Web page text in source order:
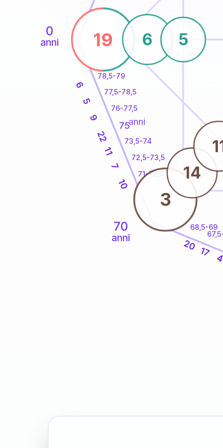
0
anni
70
anni
68,5-69
71-72,5
72,5-73,5
73,5-74
76-77,5
77,5-78,5
78,5-79
4
17
20
10
7
11
22
9
5
6
19
3
6 5
14
75anni